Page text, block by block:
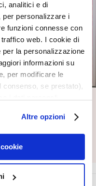
analitici e di
per personalizzare i
funzioni connesse con
web. I cookie di
la personalizzazione
informazioni su
per modificare le
consenso, se prestato),
privacy
qualora clicchi su
non sarà installato
tutti i cookie”,
di tutti i cookie
Altre opzioni
o CAP